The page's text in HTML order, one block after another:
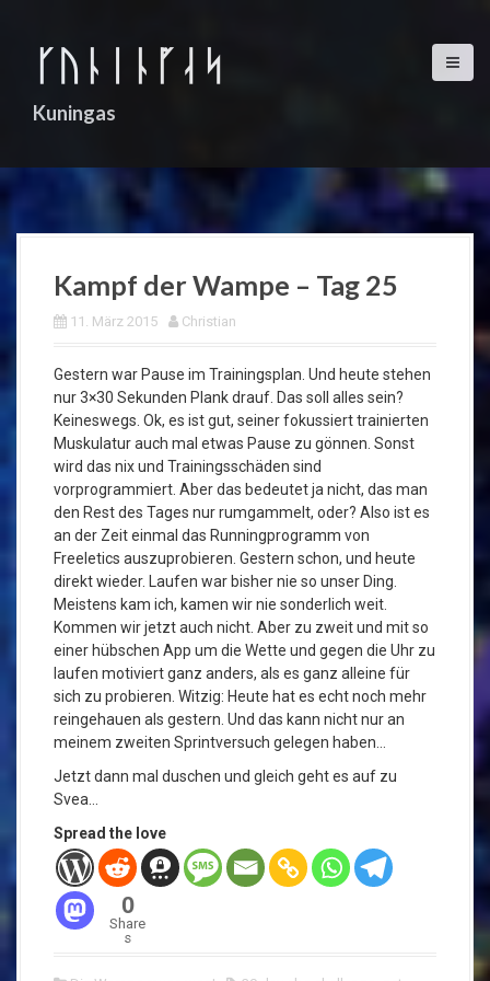
u
ᚴᚢᚿᛁᚿᚵᛆᛋ
Kuningas
Kampf der Wampe – Tag 25
11. März 2015 Christian
Gestern war Pause im Trainingsplan. Und heute stehen
nur 3×30 Sekunden Plank drauf. Das soll alles sein?
Keineswegs. Ok, es ist gut, seiner fokussiert trainierten
Muskulatur auch mal etwas Pause zu gönnen. Sonst
wird das nix und Trainingsschäden sind
vorprogrammiert. Aber das bedeutet ja nicht, das man
den Rest des Tages nur rumgammelt, oder? Also ist es
an der Zeit einmal das Runningprogramm von
Freeletics auszuprobieren. Gestern schon, und heute
direkt wieder. Laufen war bisher nie so unser Ding.
Meistens kam ich, kamen wir nie sonderlich weit.
Kommen wir jetzt auch nicht. Aber zu zweit und mit so
einer hübschen App um die Wette und gegen die Uhr zu
laufen motiviert ganz anders, als es ganz alleine für
sich zu probieren. Witzig: Heute hat es echt noch mehr
reingehauen als gestern. Und das kann nicht nur an
meinem zweiten Sprintversuch gelegen haben…
Jetzt dann mal duschen und gleich geht es auf zu
Svea…
Spread the love
0
Share
s